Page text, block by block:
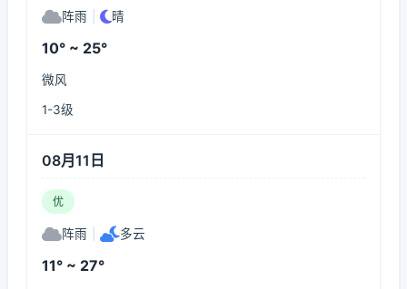
阵雨 晴
10° ~ 25°
微风
1-3级
08月11日
优
阵雨 多云
11° ~ 27°